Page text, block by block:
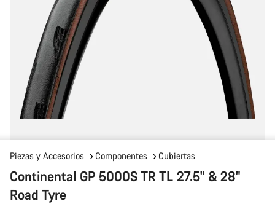
Piezas y Accesorios Componentes Cubiertas
Continental GP 5000S TR TL 27.5" & 28"
Road Tyre